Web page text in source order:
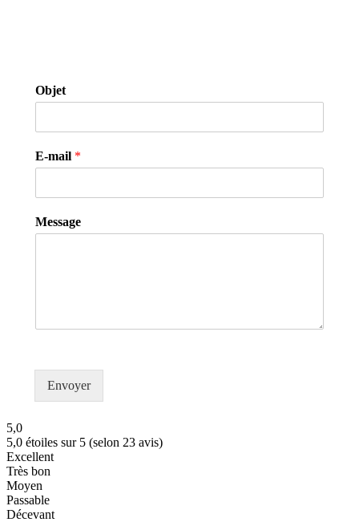
Objet
E-mail *
Message
Envoyer
5,0
5,0 étoiles sur 5 (selon 23 avis)
Excellent
Très bon
Moyen
Passable
Décevant